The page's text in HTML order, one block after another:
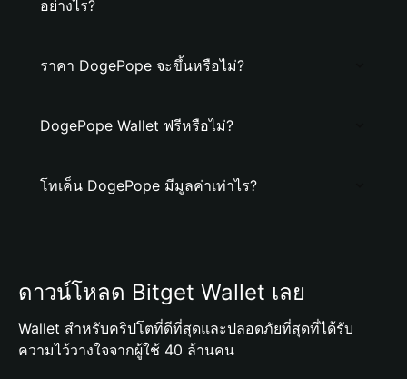
อย่างไร?
ราคา DogePope จะขึ้นหรือไม่?
DogePope Wallet ฟรีหรือไม่?
โทเค็น DogePope มีมูลค่าเท่าไร?
ดาวน์โหลด Bitget Wallet เลย
Wallet สำหรับคริปโตที่ดีที่สุดและปลอดภัยที่สุดที่ได้รับ
ความไว้วางใจจากผู้ใช้ 40 ล้านคน